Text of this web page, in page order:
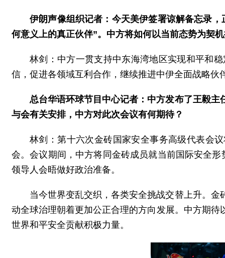
伊朗声像组织记者：今天美伊签署谅解备忘录
何意义上的真正伙伴”。中方将如何以当前态势为契
林剑：中方一贯支持中东海湾地区实现和平和
信，促进各领域互利合作，继续推进中伊全面战略伙
总台华语环球节目中心记者：中方发布了王毅
与会有关安排，中方对此次会议有何期待？
林剑：第十六次金砖国家安全事务高级代表会
会。会议期间，中方将同金砖成员就当前国际安全
领导人会晤做好政治准备。
当今世界变乱交织，各类安全挑战交替上升。
动全球治理朝着更加公正合理的方向发展。中方期
世界和平安全贡献积极力量。